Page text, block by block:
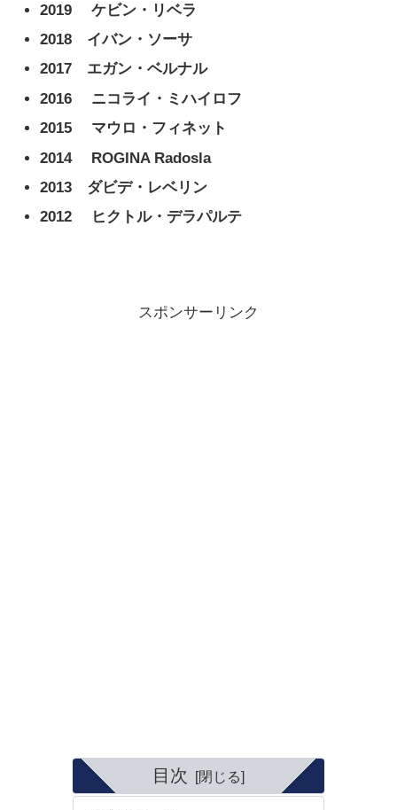
2019
ケビン・リベラ
2018 イバン・ソーサ
2017 エガン・ベルナル
2016
ニコライ・ミハイロフ
2015
マウロ・フィネット
2014
ROGINA Radosla
2013 ダビデ・レベリン
2012
ヒクトル・デラパルテ
スポンサーリンク
目次